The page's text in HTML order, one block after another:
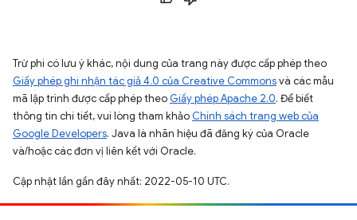
Trừ phi có lưu ý khác, nội dung của trang này được cấp phép theo
Giấy phép ghi nhận tác giả 4.0 của Creative Commonsvà các mẫu
mã lập trình được cấp phép theo Giấy phép Apache 2.0. Để biết
thông tin chi tiết, vui lòng tham khảo Chính sách trang web của
Google Developers. Java là nhãn hiệu đã đăng ký của Oracle
và/hoặc các đơn vị liên kết với Oracle.
Cập nhật lần gần đây nhất: 2022-05-10 UTC.